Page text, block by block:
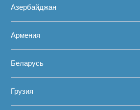
Азербайджан
Армения
Беларусь
Грузия